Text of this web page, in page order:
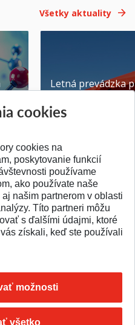
Všetky aktuality
Letná prevádzka
Pridané 23.06.2026
VRCH
cookies
cookies na
poskytovanie funkcií
používame
ako používate naše
našim partnerom v oblasti
Títo partneri môžu
s ďalšími údajmi, ktoré
získali, keď ste používali
možnosti
všetko